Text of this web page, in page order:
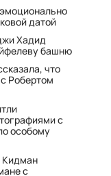
датой
Хадид
башню
что
Робертом
с
особому
Кидман
с